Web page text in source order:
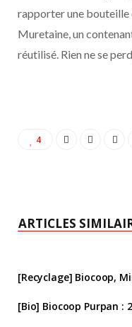
rapporter une bouteille
Muretaine, un
réutilisé. Rien ne se
4
ARTICLES
[Recyclage] Biocoop,
[Bio] Biocoop Purpan :